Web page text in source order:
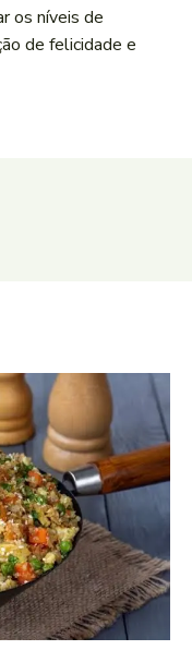
os níveis de
de felicidade e